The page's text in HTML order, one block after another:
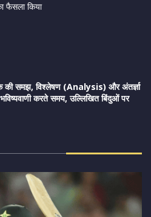
फैसला किया
समझ, विश्लेषण (Analysis) और अंतर्ज्ञा
करते समय, उल्लिखित बिंदुओं पर